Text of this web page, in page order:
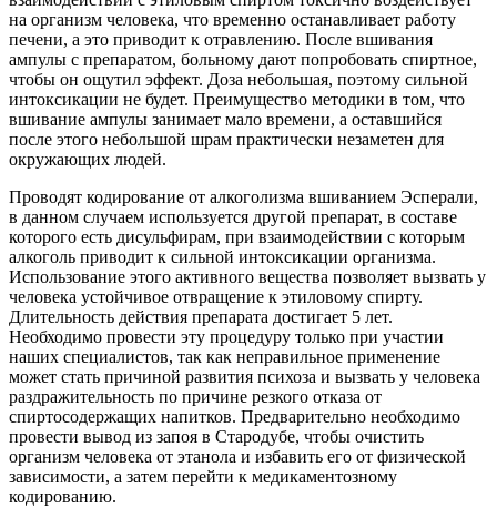
на организм человека, что временно останавливает работу
печени, а это приводит к отравлению. После вшивания
ампулы с препаратом, больному дают попробовать спиртное,
чтобы он ощутил эффект. Доза небольшая, поэтому сильной
интоксикации не будет. Преимущество методики в том, что
вшивание ампулы занимает мало времени, а оставшийся
после этого небольшой шрам практически незаметен для
окружающих людей.
Проводят кодирование от алкоголизма вшиванием Эсперали,
в данном случаем используется другой препарат, в составе
которого есть дисульфирам, при взаимодействии с которым
алкоголь приводит к сильной интоксикации организма.
Использование этого активного вещества позволяет вызвать у
человека устойчивое отвращение к этиловому спирту.
Длительность действия препарата достигает 5 лет.
Необходимо провести эту процедуру только при участии
наших специалистов, так как неправильное применение
может стать причиной развития психоза и вызвать у человека
раздражительность по причине резкого отказа от
спиртосодержащих напитков. Предварительно необходимо
провести вывод из запоя в Стародубе, чтобы очистить
организм человека от этанола и избавить его от физической
зависимости, а затем перейти к медикаментозному
кодированию.